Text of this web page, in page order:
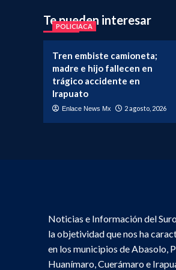
cárcel
al
exalcalde
de
Iguala,
José
Abarca,
por
el
Te pueden interesar
POLICIACA
Tren embiste camioneta;
madre e hijo fallecen en
trágico accidente en
Irapuato
Enlace News Mx 2 agosto, 2026
Noticias e Información del
la objetividad que nos ha
en los municipios de Abasolo,
Huanímaro, Cuerámaro e